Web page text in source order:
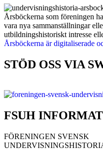
Årsböckerna som föreningen
vara nya sammanställningar
utbildningshistoriskt intresse
Årsböckerna är digitaliserade
STÖD OSS VIA
FSUH
FÖRENINGEN SVENSK